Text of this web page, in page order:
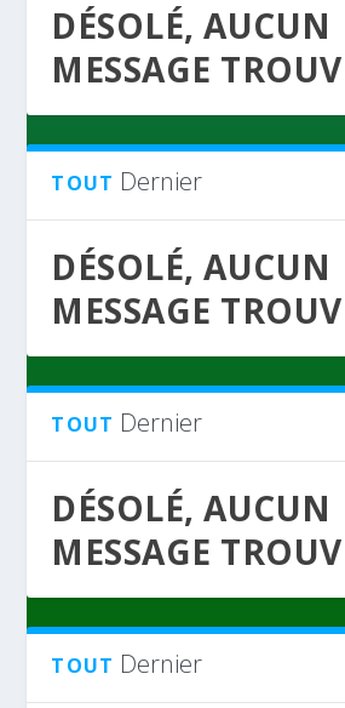
DÉSOLÉ, AUCUN
MESSAGE
TOUT Dernier
DÉSOLÉ, AUCUN
MESSAGE
TOUT Dernier
DÉSOLÉ, AUCUN
MESSAGE
TOUT Dernier